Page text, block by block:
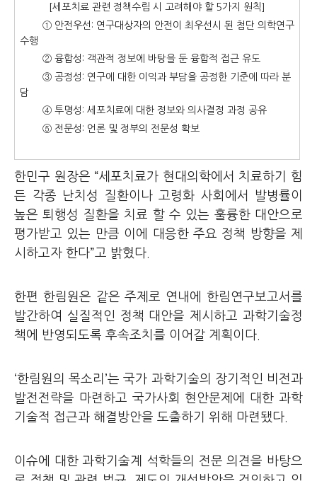
[세포치료 관련 정책수립 시 고려해야 할 5가지 원칙]
① 안전우선: 연구대상자의 안전이 최우선시 된 첨단 의학연구
수행
② 융합성: 객관적 정보에 바탕을 둔 융합적 접근 유도
③ 공정성: 연구에 대한 이익과 부담을 공정한 기준에 따라 분
담
④ 투명성: 세포치료에 대한 정보와 의사결정 과정 공유
⑤ 전문성: 언론 및 정부의 전문성 확보
한민구 원장은 “세포치료가 현대의학에서 치료하기 힘
든 각종 난치성 질환이나 고령화 사회에서 발병률이
높은 퇴행성 질환을 치료 할 수 있는 훌륭한 대안으로
평가받고 있는 만큼 이에 대응한 주요 정책 방향을 제
시하고자 한다”고 밝혔다.
한편 한림원은 같은 주제로 연내에 한림연구보고서를
발간하여 실질적인 정책 대안을 제시하고 과학기술정
책에 반영되도록 후속조치를 이어갈 계획이다.
‘한림원의 목소리’는 국가 과학기술의 장기적인 비전과
발전전략을 마련하고 국가사회 현안문제에 대한 과학
기술적 접근과 해결방안을 도출하기 위해 마련됐다.
이슈에 대한 과학기술계 석학들의 전문 의견을 바탕으